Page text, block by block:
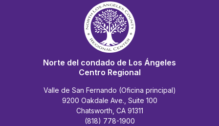
Norte del condado de Los Ángeles
Centro Regional
Valle de San Fernando (Oficina principal)
9200 Oakdale Ave., Suite 100
Chatsworth, CA 91311
(818) 778-1900